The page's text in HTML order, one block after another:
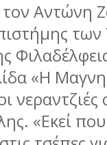
Αντώνη
των
«Η
«Εκεί